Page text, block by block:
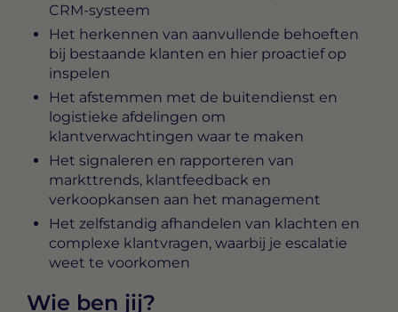
CRM-systeem
Het herkennen van aanvullende behoeften
bij bestaande klanten en hier proactief op
inspelen
Het afstemmen met de buitendienst en
logistieke afdelingen om
klantverwachtingen waar te maken
Het signaleren en rapporteren van
markttrends, klantfeedback en
verkoopkansen aan het management
Het zelfstandig afhandelen van klachten en
complexe klantvragen, waarbij je escalatie
weet te voorkomen
Wie ben jij?